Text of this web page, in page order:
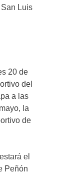
Luis
20 de
del
a las
la
de
el
Peñón